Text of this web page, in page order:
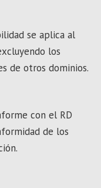
se aplica al
los
de otros dominios.
con el RD
de los